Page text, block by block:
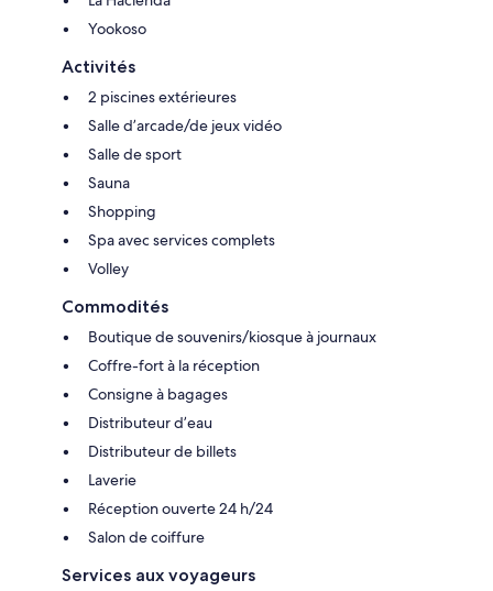
Yookoso
Activités
2 piscines extérieures
Salle d’arcade/de jeux vidéo
Salle de sport
Sauna
Shopping
Spa avec services complets
Volley
Commodités
Boutique de souvenirs/kiosque à journaux
Coffre-fort à la réception
Consigne à bagages
Distributeur d’eau
Distributeur de billets
Laverie
Réception ouverte 24 h/24
Salon de coiffure
Services aux voyageurs